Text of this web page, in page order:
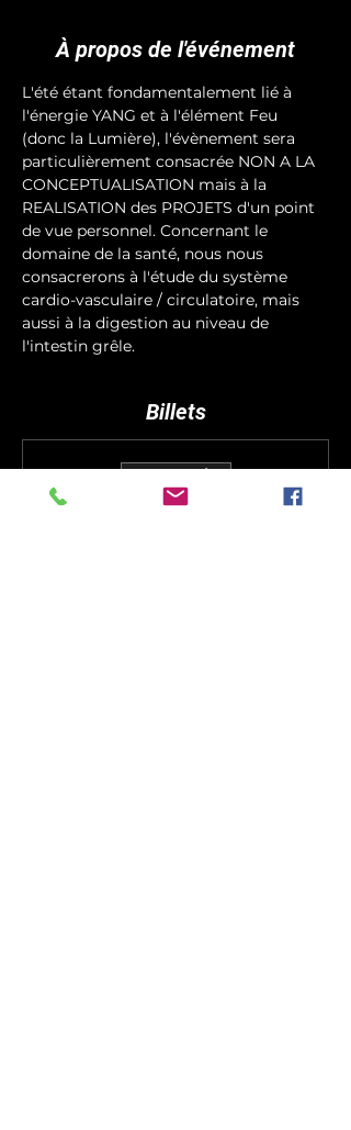
À propos de l'événement
L'été étant fondamentalement lié à
l'énergie YANG et à l'élément Feu
(donc la Lumière), l'évènement sera
particulièrement consacrée NON A LA
CONCEPTUALISATION mais à la
REALISATION des PROJETS d'un point
de vue personnel. Concernant le
domaine de la santé, nous nous
consacrerons à l'étude du système
cardio-vasculaire / circulatoire, mais
aussi à la digestion au niveau de
l'intestin grêle.
Billets
Type de billet